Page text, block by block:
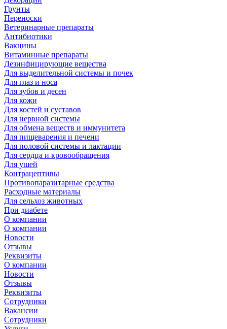
Грунты
Переноски
Ветеринарные препараты
Антибиотики
Вакцины
Витаминные препараты
Дезинфицирующие вещества
Для выделительной системы и почек
Для глаз и носа
Для зубов и десен
Для кожи
Для костей и суставов
Для нервной системы
Для обмена веществ и иммунитета
Для пищеварения и печени
Для половой системы и лактации
Для сердца и кровообращения
Для ушей
Контрацептивы
Противопаразитарные средства
Расходные материалы
Для сельхоз животных
При диабете
О компании
О компании
Новости
Отзывы
Реквизиты
О компании
Новости
Отзывы
Реквизиты
Сотрудники
Вакансии
Сотрудники